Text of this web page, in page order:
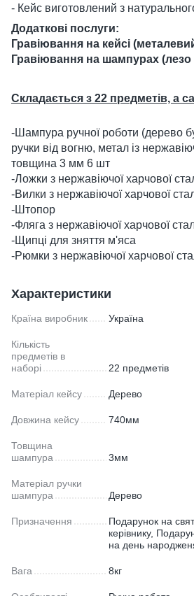
- Кейс виготовлений з
Додаткові послуги:
Гравіювання на кейсі
Гравіювання на шампурах
Складається з 22 предметів, а
-Шампура ручної роботи (дерево
ручки від вогню, метал із
товщина 3 мм 6 шт
-Ложки з нержавіючої харчової
-Вилки з нержавіючої харчової
-Штопор
-Фляга з нержавіючої харчової
-Щипці для зняття м'яса
-Рюмки з нержавіючої харчової
Характеристики
Країна виробник Україна
Кількість
предметів в
наборі
22 предметів
Матеріал кейсу Дерево
Довжина кейсу 740мм
Товщина
шампура
3мм
Матеріал ручки
шампура
Дерево
Призначення
Подарунок на
керівнику,
на день
Вага 8кг